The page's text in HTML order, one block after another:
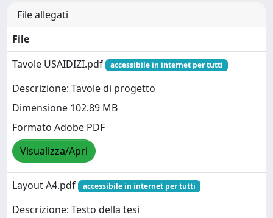
File allegati
File
Tavole USAIDIZI.pdf
accessibile in internet per tutti
Descrizione: Tavole di progetto
Dimensione 102.89 MB
Formato Adobe PDF
Visualizza/Apri
Layout A4.pdf accessibile in internet per tutti
Descrizione: Testo della tesi